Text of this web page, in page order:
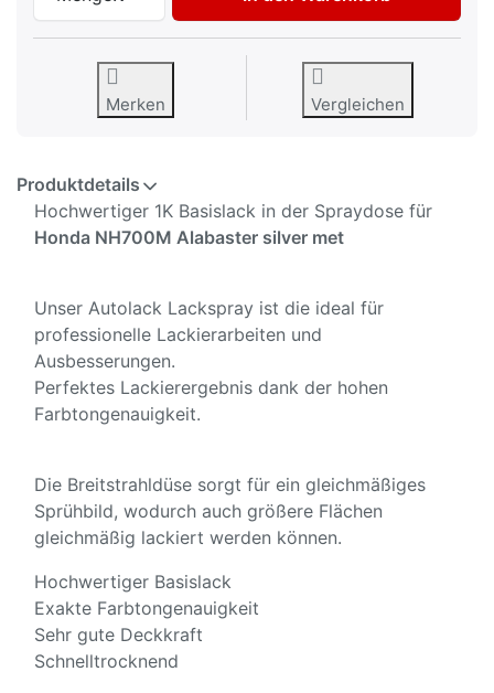
Merken Vergleichen
Produktdetails
Hochwertiger 1K Basislack in der Spraydose für
Honda NH700M Alabaster silver met
Unser Autolack Lackspray ist die ideal für
professionelle Lackierarbeiten und
Ausbesserungen.
Perfektes Lackierergebnis dank der hohen
Farbtongenauigkeit.
Die Breitstrahldüse sorgt für ein gleichmäßiges
Sprühbild, wodurch auch größere Flächen
gleichmäßig lackiert werden können.
Hochwertiger Basislack
Exakte Farbtongenauigkeit
Sehr gute Deckkraft
Schnelltrocknend